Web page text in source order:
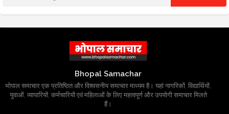
Bhopal Samachar
भोपाल समाचार एक प्रतिष्ठित और विश्वसनीय समाचार माध्यम है। यहां नागरिकों, विद्यार्थियों,
युवाओं, व्यापारियों, कर्मचारियों एवं महिलाओं के लिए महत्वपूर्ण और उपयोगी समाचार मिलते
हैं।